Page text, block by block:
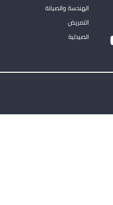
الهندسة والصيانة
التمريض
الصيدلية